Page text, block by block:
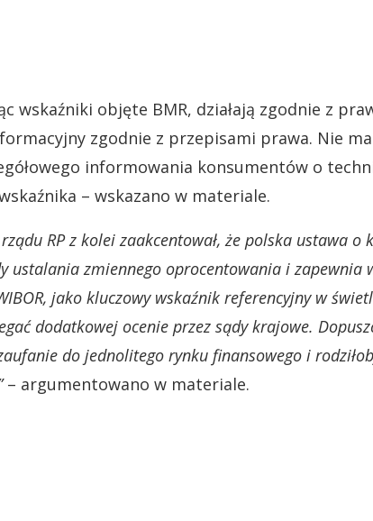
wskaźniki objęte BMR, działają zgodnie z
zgodnie z przepisami prawa. Nie
informowania konsumentów o
– wskazano w materiale.
RP z kolei zaakcentował, że polska ustawa o
ustalania zmiennego oprocentowania i zapewnia
jako kluczowy wskaźnik referencyjny w
dodatkowej ocenie przez sądy krajowe.
do jednolitego rynku finansowego i
– argumentowano w materiale.